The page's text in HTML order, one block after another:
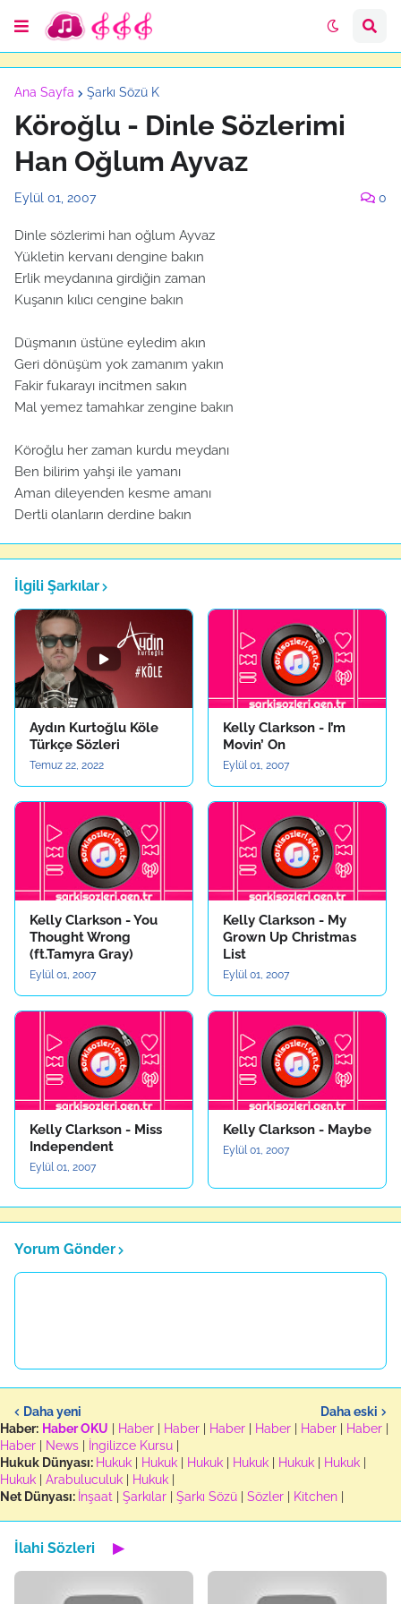
Ana Sayfa Şarkı Sözü K
Köroğlu - Dinle Sözlerimi
Han Oğlum Ayvaz
Eylül 01, 2007 0
Dinle sözlerimi han oğlum Ayvaz
Yükletin kervanı dengine bakın
Erlik meydanına girdiğin zaman
Kuşanın kılıcı cengine bakın
Düşmanın üstüne eyledim akın
Geri dönüşüm yok zamanım yakın
Fakir fukarayı incitmen sakın
Mal yemez tamahkar zengine bakın
Köroğlu her zaman kurdu meydanı
Ben bilirim yahşi ile yamanı
Aman dileyenden kesme amanı
Dertli olanların derdine bakın
İlgili Şarkılar
Aydın Kurtoğlu Köle
Türkçe Sözleri
Temuz 22, 2022
Kelly Clarkson - I’m
Movin’ On
Eylül 01, 2007
Kelly Clarkson - You
Thought Wrong
(ft.Tamyra Gray)
Eylül 01, 2007
Kelly Clarkson - My
Grown Up Christmas
List
Eylül 01, 2007
Kelly Clarkson - Miss
Independent
Eylül 01, 2007
Kelly Clarkson - Maybe
Eylül 01, 2007
Yorum Gönder
Daha yeni
Daha eski
Haber: Haber OKU Haber Haber Haber Haber Haber Haber
Haber
News İngilizce Kursu
Hukuk Dünyası: Hukuk Hukuk Hukuk Hukuk Hukuk Hukuk
Hukuk
Arabuluculuk Hukuk
Net Dünyası: İnşaat Şarkılar Şarkı Sözü Sözler Kitchen
İlahi Sözleri ▶